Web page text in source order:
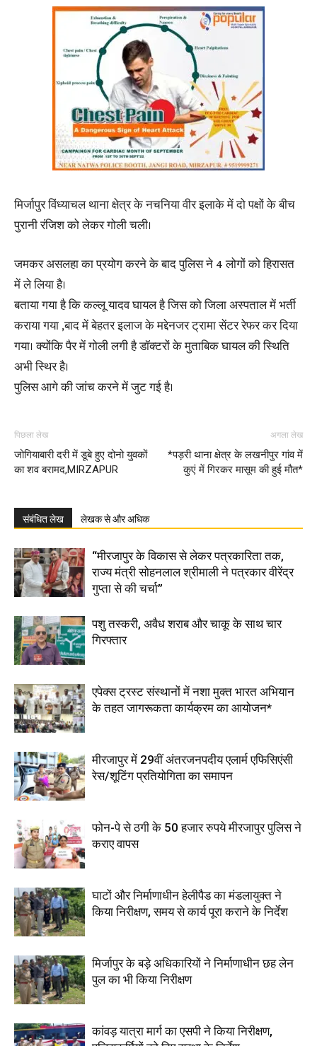
मिर्जापुर विंध्याचल थाना क्षेत्र के नचनिया वीर इलाके में दो पक्षों के बीच
पुरानी रंजिश को लेकर गोली चली।
जमकर असलहा का प्रयोग करने के बाद पुलिस ने 4 लोगों को हिरासत
में ले लिया है।
बताया गया है कि कल्लू यादव घायल है जिस को जिला अस्पताल में भर्ती
कराया गया ,बाद में बेहतर इलाज के मद्देनजर ट्रामा सेंटर रेफर कर दिया
गया। क्योंकि पैर में गोली लगी है डॉक्टरों के मुताबिक घायल की स्थिति
अभी स्थिर है।
पुलिस आगे की जांच करने में जुट गई है।
पिछला लेख
जोगियाबारी दरी में डूबे हुए दोनो युवकों
का शव बरामद,MIRZAPUR
अगला लेख
*पड़री थाना क्षेत्र के लखनीपुर गांव में
कुएं में गिरकर मासूम की हुई मौत*
संबंधित लेख लेखक से और अधिक
“मीरजापुर के विकास से लेकर पत्रकारिता तक,
राज्य मंत्री सोहनलाल श्रीमाली ने पत्रकार वीरेंद्र
गुप्ता से की चर्चा”
पशु तस्करी, अवैध शराब और चाकू के साथ चार
गिरफ्तार
एपेक्स ट्रस्ट संस्थानों में नशा मुक्त भारत अभियान
के तहत जागरूकता कार्यक्रम का आयोजन*
मीरजापुर में 29वीं अंतरजनपदीय एलार्म एफिसिएंसी
रेस/शूटिंग प्रतियोगिता का समापन
फोन-पे से ठगी के 50 हजार रुपये मीरजापुर पुलिस ने
कराए वापस
घाटों और निर्माणाधीन हेलीपैड का मंडलायुक्त ने
किया निरीक्षण, समय से कार्य पूरा कराने के निर्देश
मिर्जापुर के बड़े अधिकारियों ने निर्माणाधीन छह लेन
पुल का भी किया निरीक्षण
कांवड़ यात्रा मार्ग का एसपी ने किया निरीक्षण,